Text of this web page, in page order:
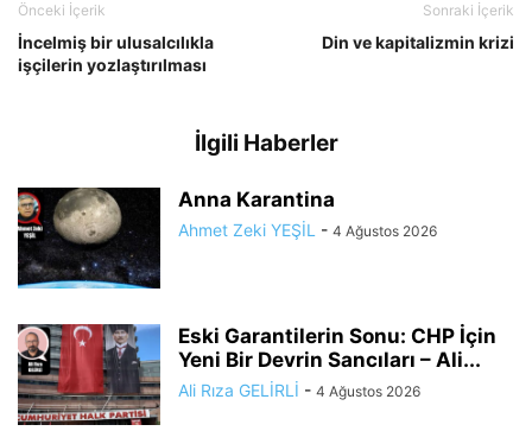
Önceki İçerik
İncelmiş bir ulusalcılıkla
işçilerin yozlaştırılması
Sonraki İçerik
Din ve kapitalizmin krizi
İlgili Haberler
Anna Karantina
Ahmet Zeki YEŞİL - 4 Ağustos 2026
Eski Garantilerin Sonu: CHP İçin
Yeni Bir Devrin Sancıları – Ali...
Ali Rıza GELİRLİ - 4 Ağustos 2026